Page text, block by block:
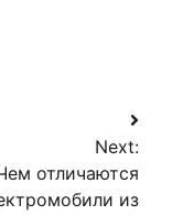
Next:
отличаются
из